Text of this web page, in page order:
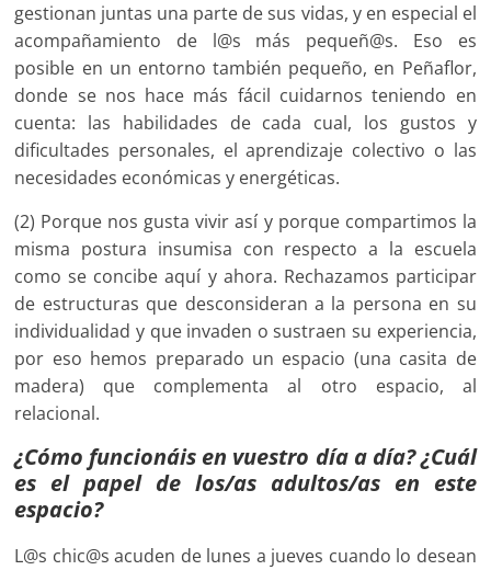
gestionan juntas una parte de sus vidas, y en especial el
acompañamiento de l@s más pequeñ@s. Eso es
posible en un entorno también pequeño, en Peñaflor,
donde se nos hace más fácil cuidarnos teniendo en
cuenta: las habilidades de cada cual, los gustos y
dificultades personales, el aprendizaje colectivo o las
necesidades económicas y energéticas.
(2) Porque nos gusta vivir así y porque compartimos la
misma postura insumisa con respecto a la escuela
como se concibe aquí y ahora. Rechazamos participar
de estructuras que desconsideran a la persona en su
individualidad y que invaden o sustraen su experiencia,
por eso hemos preparado un espacio (una casita de
madera) que complementa al otro espacio, al
relacional.
¿Cómo funcionáis en vuestro día a día? ¿Cuál
es el papel de los/as adultos/as en este
espacio?
L@s chic@s acuden de lunes a jueves cuando lo desean